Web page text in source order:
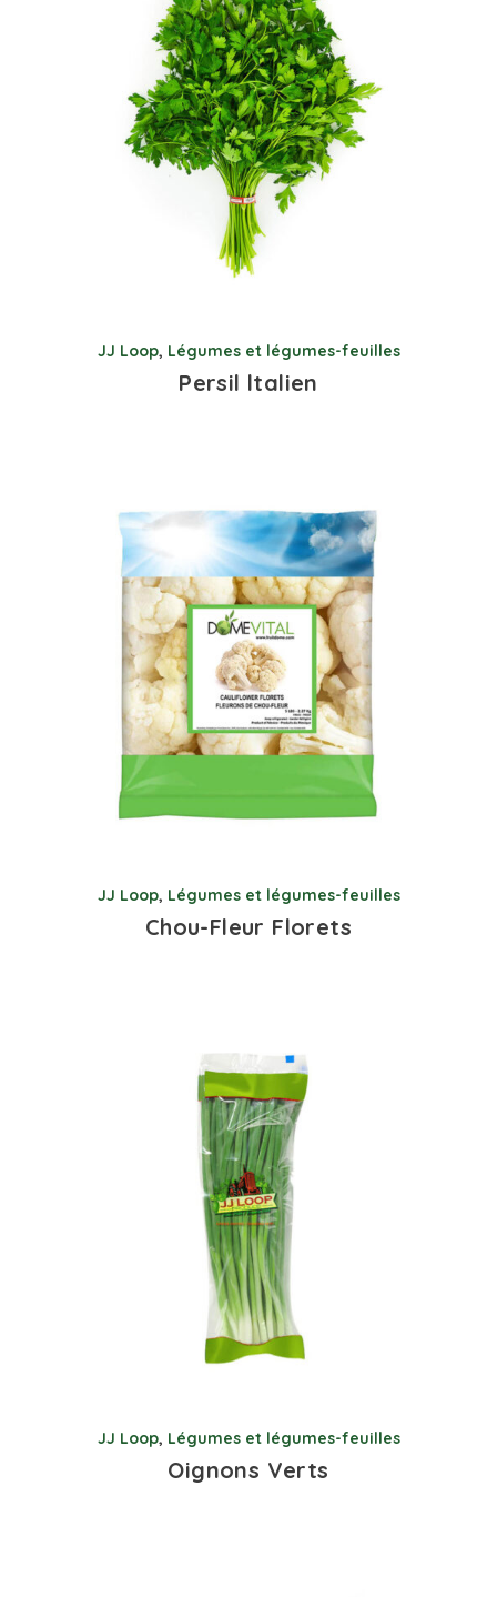
JJ Loop, Légumes et légumes-feuilles
Persil ltalien
JJ Loop, Légumes et légumes-feuilles
Chou-Fleur Florets
JJ Loop, Légumes et légumes-feuilles
Oignons Verts